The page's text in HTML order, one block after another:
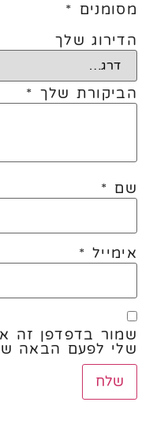
מסומנים *
הדירוג שלך
הביקורת שלך *
שם *
אימייל *
שמור בדפדפן זה
שלי לפעם הבאה